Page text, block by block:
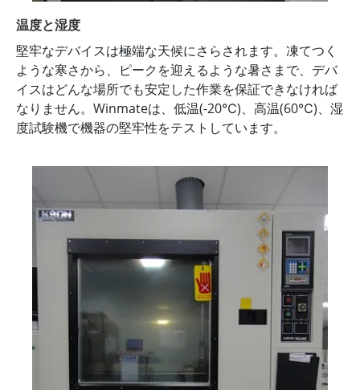
温度と湿度
堅牢なデバイスは極端な天候にさらされます。凍てつく
ような寒さから、ピークを迎えるような暑さまで、デバ
イスはどんな場所でも安定した作業を保証できなければ
なりません。Winmateは、低温(-20℃)、高温(60℃)、湿
度試験機で機器の堅牢性をテストしています。